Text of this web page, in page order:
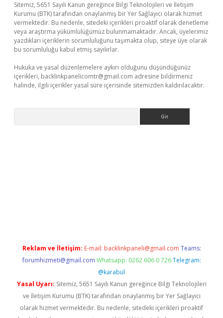
Sitemiz, 5651 Sayılı Kanun gereğince Bilgi Teknolojileri ve İletişim
Kurumu (BTK) tarafından onaylanmış bir Yer Sağlayıcı olarak hizmet
vermektedir. Bu nedenle, sitedeki içerikleri proaktif olarak denetleme
veya araştırma yükümlülüğümüz bulunmamaktadır. Ancak, üyelerimiz
yazdıkları içeriklerin sorumluluğunu taşımakta olup, siteye üye olarak
bu sorumluluğu kabul etmiş sayılırlar.
Hukuka ve yasal düzenlemelere aykırı olduğunu düşündüğünüz
içerikleri, backlinkpanelicomtr@gmail.com adresine bildirmeniz
halinde, ilgili içerikler yasal süre içerisinde sitemizden kaldırılacaktır.
Reklam ve İletişim: E-mail: backlinkpaneli@gmail.com Teams:
forumhizmeti@gmail.com Whatsapp: 0262 606 0 726 Telegram:
@karabul
Yasal Uyarı: Sitemiz, 5651 Sayılı Kanun gereğince Bilgi Teknolojileri
ve İletişim Kurumu (BTK) tarafından onaylanmış bir Yer Sağlayıcı
olarak hizmet vermektedir. Bu nedenle, sitedeki içerikleri proaktif